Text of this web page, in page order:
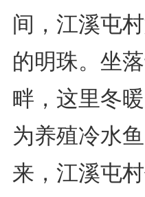
间，江溪屯
的明珠。坐
畔，这里冬
为养殖冷水
来，江溪屯